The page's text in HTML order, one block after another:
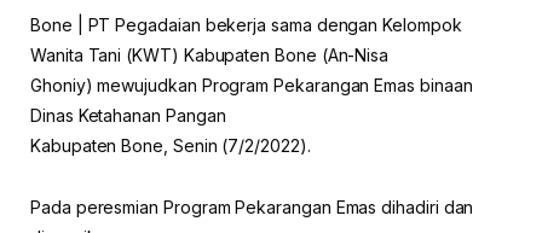
Bone | PT Pegadaian bekerja sama dengan Kelompok
Wanita Tani (KWT) Kabupaten Bone (An-Nisa
Ghoniy) mewujudkan Program Pekarangan Emas binaan
Dinas Ketahanan Pangan
Kabupaten Bone, Senin (7/2/2022).
Pada peresmian Program Pekarangan Emas dihadiri dan